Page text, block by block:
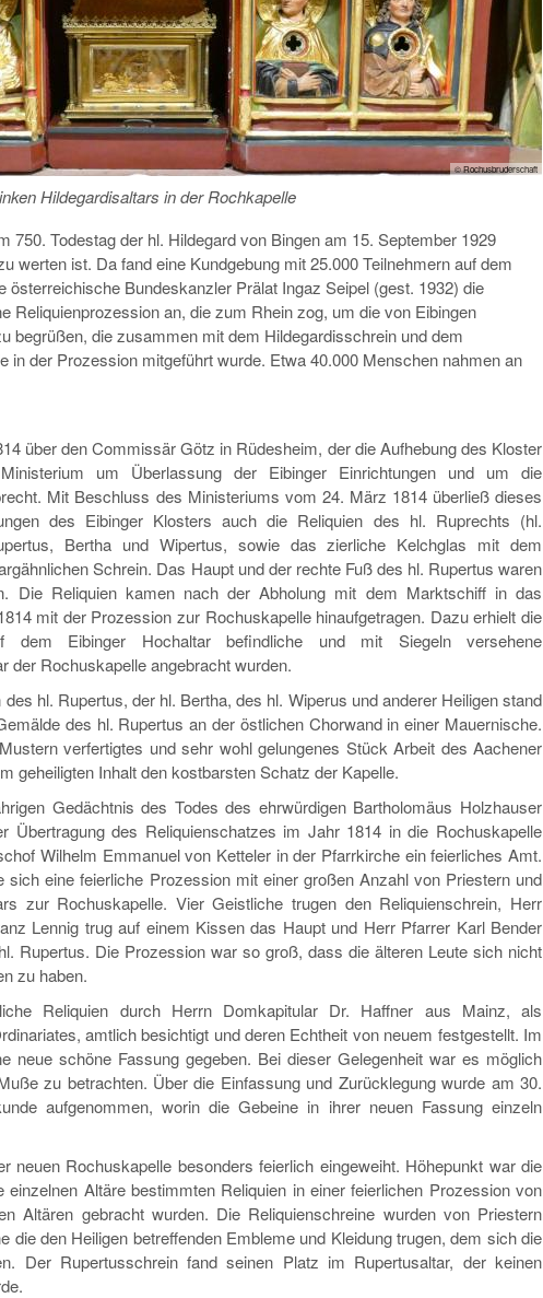
© Rochusbruderschaft
Hildegardisaltars in der Rochkapelle
750. Todestag der hl. Hildegard von Bingen am 15. September 1929
werten ist. Da fand eine Kundgebung mit 25.000 Teilnehmern auf dem
österreichische Bundeskanzler Prälat Ingaz Seipel (gest. 1932) die
Reliquienprozession an, die zum Rhein zog, um die von Eibingen
begrüßen, die zusammen mit dem Hildegardisschrein und dem
in der Prozession mitgeführt wurde. Etwa 40.000 Menschen nahmen an
über den Commissär Götz in Rüdesheim, der die Aufhebung des Kloster
um Überlassung der Eibinger Einrichtungen und um die
Mit Beschluss des Ministeriums vom 24. März 1814 überließ dieses
des Eibinger Klosters auch die Reliquien des hl. Ruprechts (hl.
Bertha und Wipertus, sowie das zierliche Kelchglas mit dem
Schrein. Das Haupt und der rechte Fuß des hl. Rupertus waren
Die Reliquien kamen nach der Abholung mit dem Marktschiff in das
mit der Prozession zur Rochuskapelle hinaufgetragen. Dazu erhielt die
dem Eibinger Hochaltar befindliche und mit Siegeln versehene
der Rochuskapelle angebracht wurden.
hl. Rupertus, der hl. Bertha, des hl. Wiperus und anderer Heiligen stand
des hl. Rupertus an der östlichen Chorwand in einer Mauernische.
verfertigtes und sehr wohl gelungenes Stück Arbeit des Aachener
geheiligten Inhalt den kostbarsten Schatz der Kapelle.
Gedächtnis des Todes des ehrwürdigen Bartholomäus Holzhauser
Übertragung des Reliquienschatzes im Jahr 1814 in die Rochuskapelle
Wilhelm Emmanuel von Ketteler in der Pfarrkirche ein feierliches Amt.
sich eine feierliche Prozession mit einer großen Anzahl von Priestern und
zur Rochuskapelle. Vier Geistliche trugen den Reliquienschrein, Herr
Lennig trug auf einem Kissen das Haupt und Herr Pfarrer Karl Bender
Rupertus. Die Prozession war so groß, dass die älteren Leute sich nicht
zu haben.
Reliquien durch Herrn Domkapitular Dr. Haffner aus Mainz, als
amtlich besichtigt und deren Echtheit von neuem festgestellt. Im
neue schöne Fassung gegeben. Bei dieser Gelegenheit war es möglich
zu betrachten. Über die Einfassung und Zurücklegung wurde am 30.
aufgenommen, worin die Gebeine in ihrer neuen Fassung einzeln
neuen Rochuskapelle besonders feierlich eingeweiht. Höhepunkt war die
Altäre bestimmten Reliquien in einer feierlichen Prozession von
Altären gebracht wurden. Die Reliquienschreine wurden von Priestern
die den Heiligen betreffenden Embleme und Kleidung trugen, dem sich die
Der Rupertusschrein fand seinen Platz im Rupertusaltar, der keinen